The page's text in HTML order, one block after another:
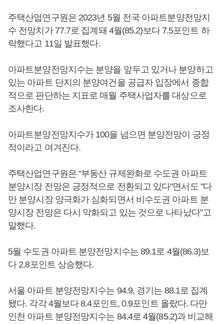
주택산업연구원은 2023년 5월 전국 아파트분양전망지
수 전망치가 77.7로 집계돼 4월(85.2)보다 7.5포인트 하
락했다고 11일 발표했다.
아파트분양전망지수는 분양을 앞두고 있거나 분양하고
있는 아파트 단지의 분양여건을 공급자 입장에서 종합
적으로 판단하는 지표로 매월 주택사업자를 대상으로
조사한다.
아파트분양전망지수가 100을 넘으면 분양전망이 긍정
적이라고 여겨진다.
주택산업연구원은 “부동산 규제완화로 수도권 아파트
분양시장 전망은 긍정적으로 전환되고 있다"면서도 "다
만 분양시장 양극화가 심화되면서 비수도권 아파트 분
양시장 전망은 다시 악화되고 있는 것으로 나타났다”고
말했다.
5월 수도권 아파트 분양전망지수는 89.1로 4월(86.3)보
다 2.8포인트 상승했다.
서울 아파트 분양전망지수는 94.9, 경기는 88.1로 집계
됐다. 각각 4월보다 8.4포인트, 0.9포인트 올랐다. 다만
인천 아파트 분양전망지수는 84.4로 4월(85.2)과 비교해